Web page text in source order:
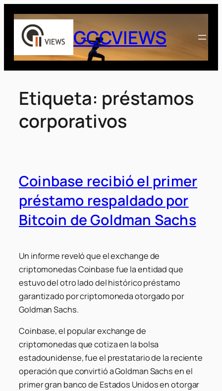
Saltar
contenido
GCCVIEWS
Etiqueta: préstamos
corporativos
Coinbase recibió el primer
préstamo respaldado por
Bitcoin de Goldman Sachs
Un informe reveló que el exchange de
criptomonedas Coinbase fue la entidad que
estuvo del otro lado del histórico préstamo
garantizado por criptomoneda otorgado por
Goldman Sachs.
Coinbase, el popular exchange de
criptomonedas que cotiza en la bolsa
estadounidense, fue el prestatario de la reciente
operación que convirtió a Goldman Sachs en el
primer gran banco de Estados Unidos en otorgar